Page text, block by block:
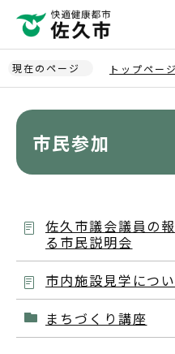
ペ
ー
ジ
現在のページ トップページ
市民参加
佐久市議会議員の
る市民説明会
市内施設見学につ
まちづくり講座